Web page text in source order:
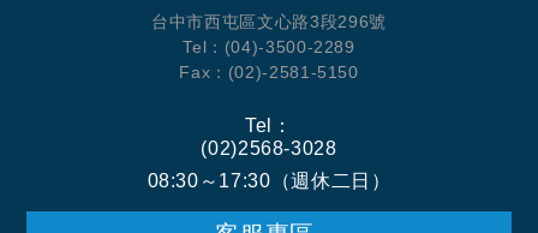
台中市西屯區文心路3段296號
Tel：(04)-3500-2289
Fax：(02)-2581-5150
Tel：
(02)2568-3028
08:30～17:30（週休二日）